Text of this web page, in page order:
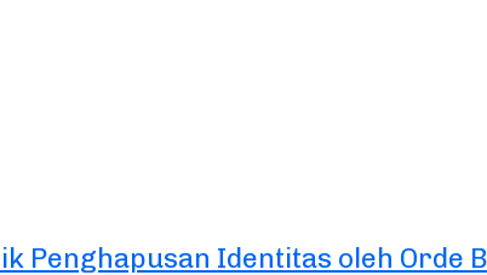
Penghapusan Identitas oleh Orde